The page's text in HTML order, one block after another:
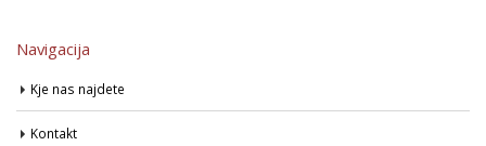
Navigacija
Kje nas najdete
Kontakt